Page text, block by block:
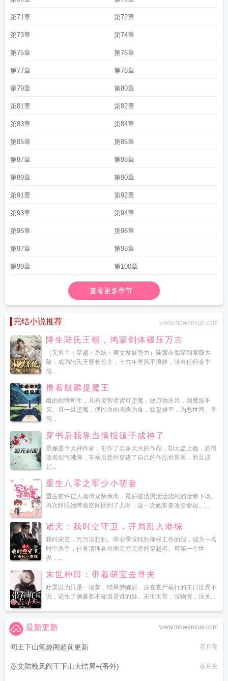
第71章 第72章
第73章 第74章
第75章 第76章
第77章 第78章
第79章 第80章
第81章 第82章
第83章 第84章
第85章 第86章
第87章 第88章
第89章 第90章
第91章 第92章
第93章 第94章
第95章 第96章
第97章 第98章
第99章 第100章
查看更多章节...
完结小说推荐 www.mbwenxue.com
降生陆氏王朝，鸿蒙剑体碾压万古
（无男主＋穿越＋系统＋爽文发展势力）陆紫衣胎穿到紫薇大
陆，成为陆氏王朝长公主，十六年里风平浪静，没有任何金手
指...
撸着麒麟捉魔王
魔由怨憎所生，凡有灵智者皆可堕魔，故万物永昌，则魔族不
灭。且一旦堕魔，便以血肉魂魄为食，欲壑难平，为恶世间。幸
得...
穿书后我靠当情报贩子成神了
景姵是个大神作家，创作了众多大火的作品，却太监上瘾，惹得
读者怨气沸腾，车祸后意外穿进了自己的作品世界里，而且还
是...
重生八零之军少小萌妻
重生前许佳人落得众叛亲离，最后被渣男活活烧死的凄惨下场。
再次睁眼她带着空间回到了儿时，这一次她誓要改变命运。...
诸天：我时空守卫，开局乱入港综
我叫宋玄，万万没想到。毕业季没找到像样工作的我，成为一名
时空杀手，任务清理各位面无穷无尽的穿越者。可第一个世
界，...
末世种田：带着萌宝去寻夫
叶栗以为只是一场梦，结果梦醒后，身在丧尸横行的末日世界不
说，还生了俩爹都不知道是谁的娃。末世太苦，没物资，没关...
www.mbwenxue.com
最新更新
阎王下山笔趣阁超前更新 苍月夜
苏文陆晚风阎王下山大结局+(番外) 苍月夜